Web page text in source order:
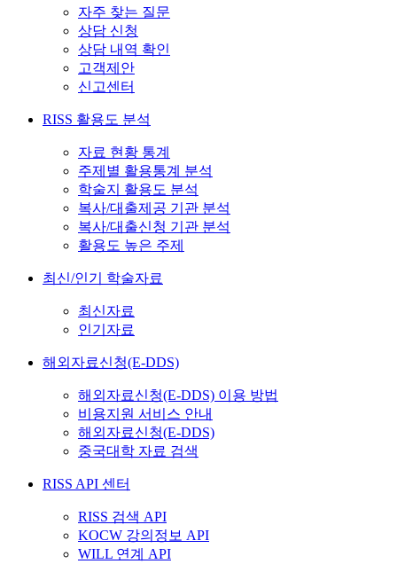
자주 찾는 질문
상담 신청
상담 내역 확인
고객제안
신고센터
RISS 활용도 분석
자료 현황 통계
주제별 활용통계 분석
학술지 활용도 분석
복사/대출제공 기관 분석
복사/대출신청 기관 분석
활용도 높은 주제
최신/인기 학술자료
최신자료
인기자료
해외자료신청(E-DDS)
해외자료신청(E-DDS) 이용 방법
비용지원 서비스 안내
해외자료신청(E-DDS)
중국대학 자료 검색
RISS API 센터
RISS 검색 API
KOCW 강의정보 API
WILL 연계 API